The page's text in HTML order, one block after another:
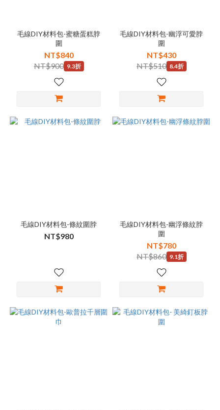
毛線DIY材料包-蜜糖蛋糕脖
圍
NT$840
NT$900 9.3折
毛線DIY材料包-幽浮可愛脖
圍
NT$430
NT$510 8.4折
毛線DIY材料包-條紋圍脖
NT$980
毛線DIY材料包-幽浮條紋脖
圍
NT$780
NT$860 9.1折